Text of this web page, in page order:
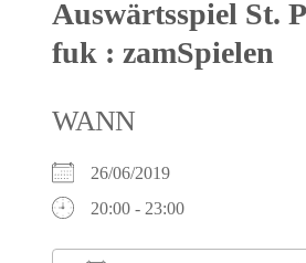
Auswärtsspiel St.
fuk : zamSpielen
WANN
26/06/2019
20:00 - 23:00